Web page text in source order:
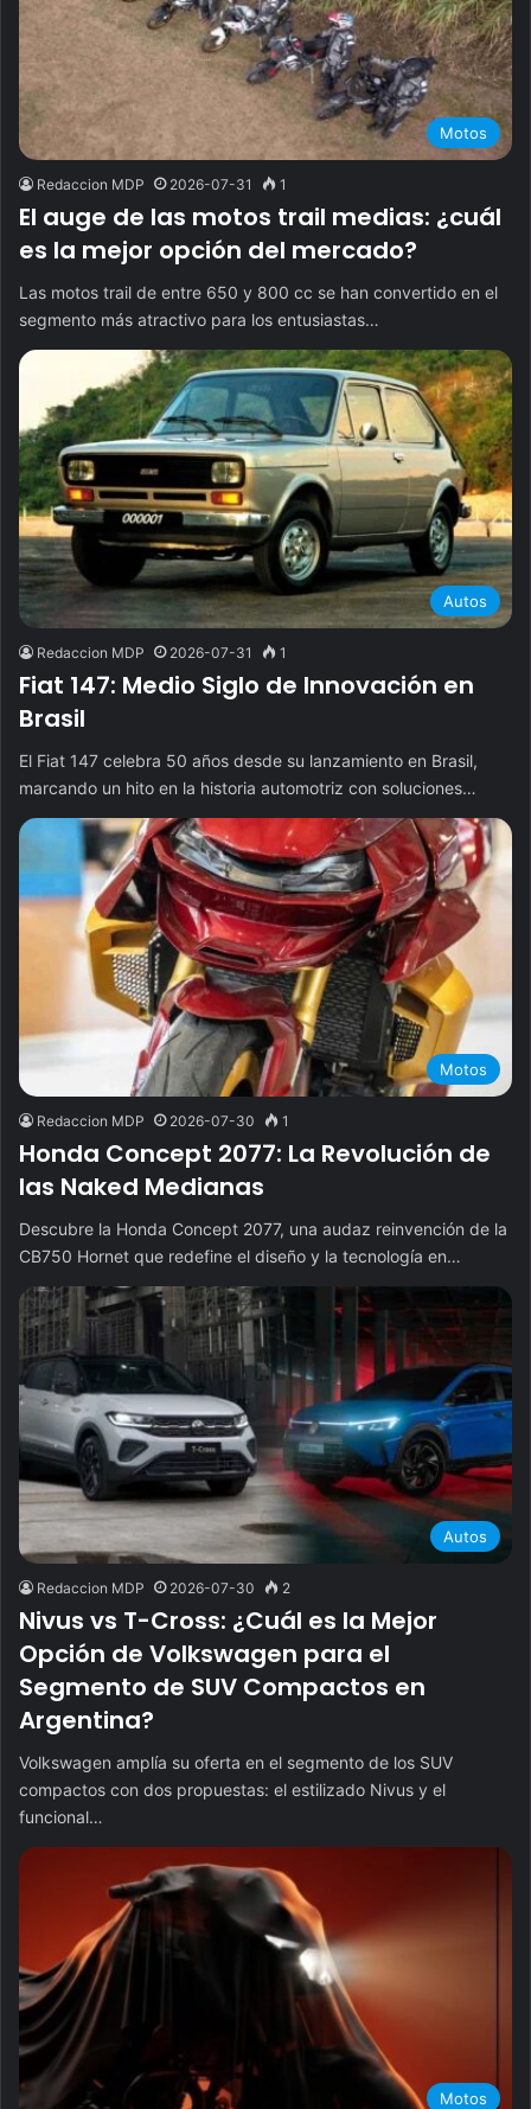
Motos
Redaccion MDP 2026-07-31 1
El auge de las motos trail medias: ¿cuál
es la mejor opción del mercado?
Las motos trail de entre 650 y 800 cc se han convertido en el
segmento más atractivo para los entusiastas…
Autos
Redaccion MDP 2026-07-31 1
Fiat 147: Medio Siglo de Innovación en
Brasil
El Fiat 147 celebra 50 años desde su lanzamiento en Brasil,
marcando un hito en la historia automotriz con soluciones…
Motos
Redaccion MDP 2026-07-30 1
Honda Concept 2077: La Revolución de
las Naked Medianas
Descubre la Honda Concept 2077, una audaz reinvención de la
CB750 Hornet que redefine el diseño y la tecnología en…
Autos
Redaccion MDP 2026-07-30 2
Nivus vs T-Cross: ¿Cuál es la Mejor
Opción de Volkswagen para el
Segmento de SUV Compactos en
Argentina?
Volkswagen amplía su oferta en el segmento de los SUV
compactos con dos propuestas: el estilizado Nivus y el
funcional…
Motos